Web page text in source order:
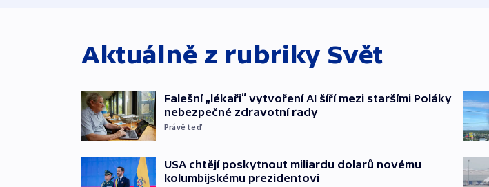
Aktuálně z rubriky Svět
Falešní „lékaři“ vytvoření AI šíří mezi staršími Poláky
nebezpečné zdravotní rady
Právě teď
USA chtějí poskytnout miliardu dolarů novému
kolumbijskému prezidentovi